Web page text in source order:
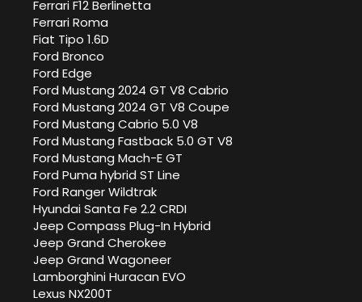
Ferrari F12 Berlinetta
Ferrari Roma
Fiat Tipo 1.6D
Ford Bronco
Ford Edge
Ford Mustang 2024 GT V8 Cabrio
Ford Mustang 2024 GT V8 Coupe
Ford Mustang Cabrio 5.0 V8
Ford Mustang Fastback 5.0 GT V8
Ford Mustang Mach-E GT
Ford Puma hybrid ST Line
Ford Ranger Wildtrak
Hyundai Santa Fe 2.2 CRDI
Jeep Compass Plug-In Hybrid
Jeep Grand Cherokee
Jeep Grand Wagoneer
Lamborghini Huracan EVO
Lexus NX200T